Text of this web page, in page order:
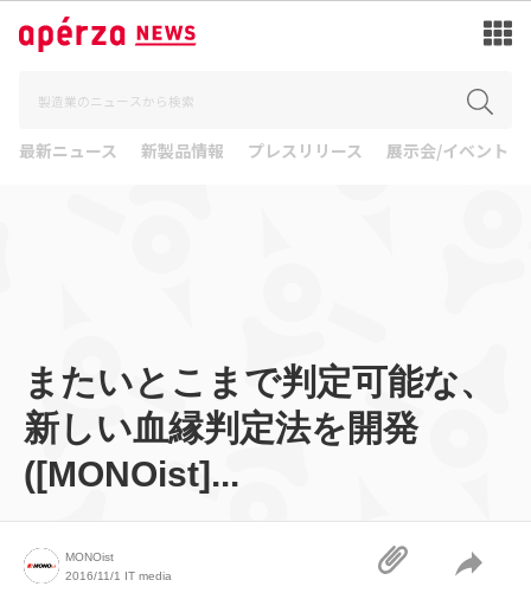
最新ニュース 新製品情報 プレスリリース 展示会/イベント
またいとこまで判定可能な、
新しい血縁判定法を開発
([MONOist]...
MONOist
2016/11/1 IT media